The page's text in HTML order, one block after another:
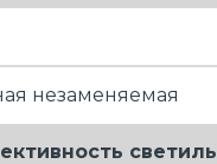
незаменяемая